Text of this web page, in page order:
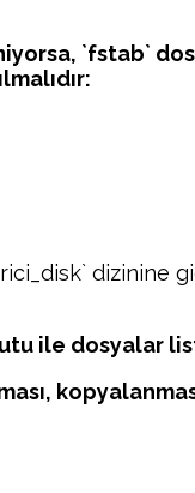
`fstab`
dizinine
ile dosyalar